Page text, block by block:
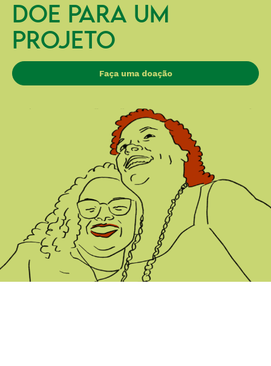
DOE PARA UM
PROJETO
Faça uma doação